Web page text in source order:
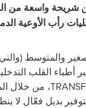
واسعة من
رأب الأوعية
أطباء القلب
، من خلال
بديل فعّال لا